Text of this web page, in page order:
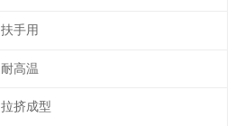
扶手用
耐高温
拉挤成型